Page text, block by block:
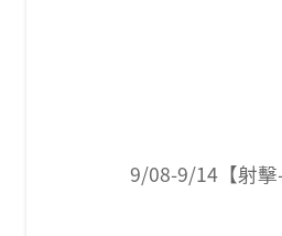
9/08-9/14【射擊-